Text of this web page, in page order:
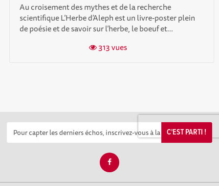
Au croisement des mythes et de la recherche
scientifique L’Herbe d’Aleph est un livre-poster plein
de poésie et de savoir sur l’herbe, le boeuf et...
313 vues
C'EST PARTI !